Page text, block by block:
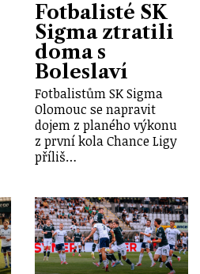
Fotbalisté SK
Sigma ztratili
doma s
Boleslaví
Fotbalistům SK Sigma
Olomouc se napravit
dojem z planého výkonu
z první kola Chance Ligy
příliš…